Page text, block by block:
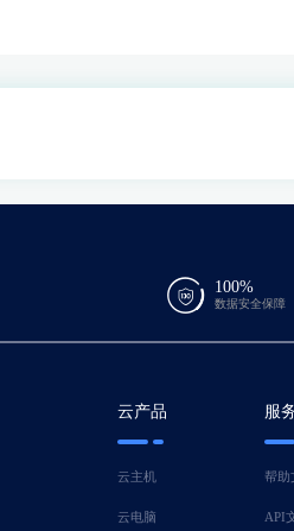
100%
数据安全保障
云产品
云主机
云电脑
服
帮助
API